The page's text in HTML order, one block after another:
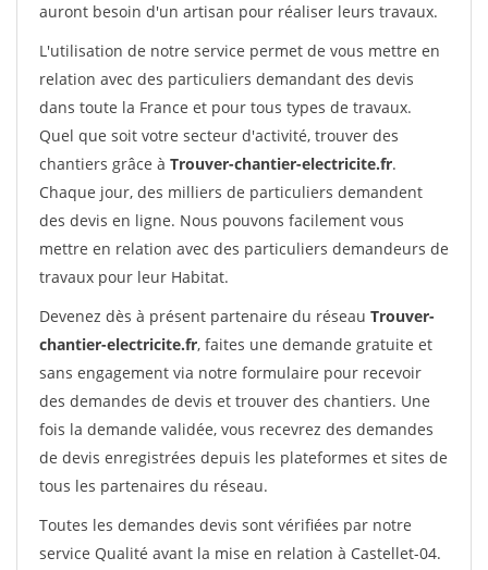
auront besoin d'un artisan pour réaliser leurs travaux.
L'utilisation de notre service permet de vous mettre en
relation avec des particuliers demandant des devis
dans toute la France et pour tous types de travaux.
Quel que soit votre secteur d'activité, trouver des
chantiers grâce à Trouver-chantier-electricite.fr.
Chaque jour, des milliers de particuliers demandent
des devis en ligne. Nous pouvons facilement vous
mettre en relation avec des particuliers demandeurs de
travaux pour leur Habitat.
Devenez dès à présent partenaire du réseau Trouver-
chantier-electricite.fr, faites une demande gratuite et
sans engagement via notre formulaire pour recevoir
des demandes de devis et trouver des chantiers. Une
fois la demande validée, vous recevrez des demandes
de devis enregistrées depuis les plateformes et sites de
tous les partenaires du réseau.
Toutes les demandes devis sont vérifiées par notre
service Qualité avant la mise en relation à Castellet-04.